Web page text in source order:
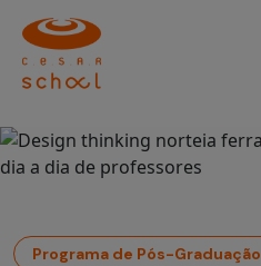
Programa de Pós-Graduação